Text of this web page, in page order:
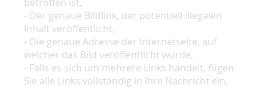
- Der genaue Bildlink, der potentiell illegalen
Inhalt veröffentlicht,
- Die genaue Adresse der Internetseite, auf
welcher das Bild veröffentlicht wurde,
- Falls es sich um mehrere Links handelt, fügen
Sie alle Links vollständig in Ihre Nachricht ein.